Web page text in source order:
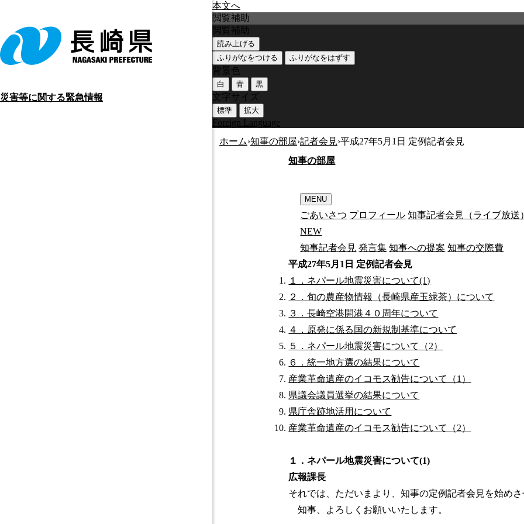
本文へ
災害等に関する緊急情報
閲覧補助
閲覧補助
読み上げる
ふりがなをつける
ふりがなをはずす
背景色
白 青 黒
文字サイズ
標準 拡大
Foreign Language
ホーム›知事の部屋›記者会見›平成27年5月1日 定例記者会見
知事の部屋
MENU
ごあいさつ プロフィール 知事記者会見（ライブ放送）
NEW
知事記者会見 発言集 知事への提案 知事の交際費
平成27年5月1日 定例記者会見
１．ネパール地震災害について(1)
２．旬の農産物情報（長崎県産玉緑茶）について
３．長崎空港開港４０周年について
４．原発に係る国の新規制基準について
５．ネパール地震災害について（2）
６．統一地方選の結果について
産業革命遺産のイコモス勧告について（1）
県議会議員選挙の結果について
県庁舎跡地活用について
産業革命遺産のイコモス勧告について（2）
１．ネパール地震災害について(1)
広報課長
それでは、ただいまより、知事の定例記者会見を始めさ
知事、よろしくお願いいたします。